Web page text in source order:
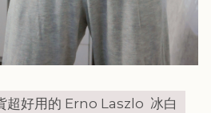
超好用的 Erno Laszlo 冰白